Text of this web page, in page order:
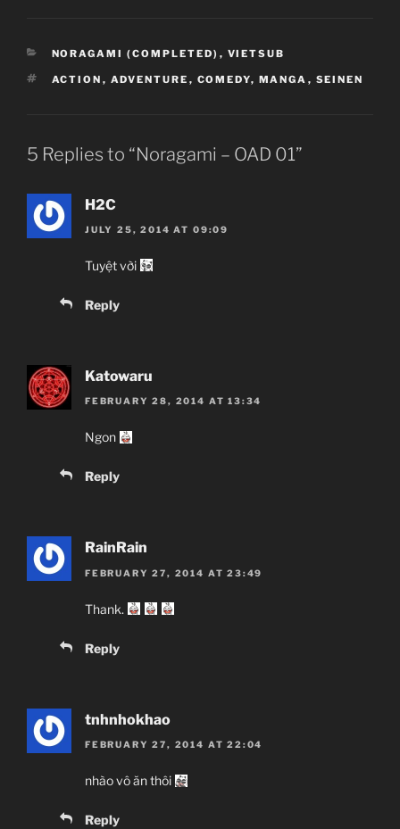
CATEGORIES
NORAGAMI (COMPLETED) , VIETSUB
TAGS
ACTION , ADVENTURE , COMEDY, MANGA , SEINEN
5 Replies to “Noragami – OAD 01”
H2C
JULY 25, 2014 AT 09:09
Tuyệt vời
Reply
Katowaru
FEBRUARY 28, 2014 AT 13:34
Ngon
Reply
RainRain
FEBRUARY 27, 2014 AT 23:49
Thank.
Reply
tnhnhokhao
FEBRUARY 27, 2014 AT 22:04
nhào vô ăn thôi
Reply